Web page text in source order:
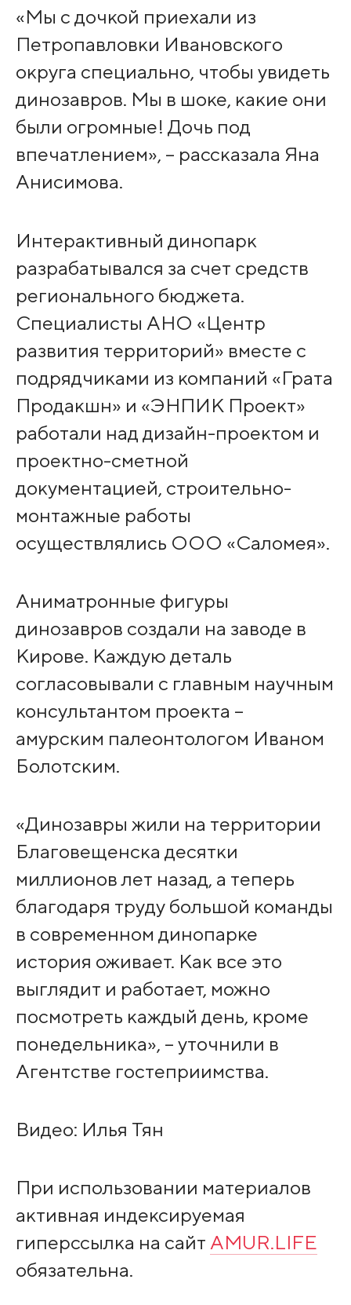
«Мы с дочкой приехали из
Петропавловки Ивановского
округа специально, чтобы увидеть
динозавров. Мы в шоке, какие они
были огромные! Дочь под
впечатлением», – рассказала Яна
Анисимова.
Интерактивный динопарк
разрабатывался за счет средств
регионального бюджета.
Специалисты АНО «Центр
развития территорий» вместе с
подрядчиками из компаний «Грата
Продакшн» и «ЭНПИК Проект»
работали над дизайн-проектом и
проектно-сметной
документацией, строительно-
монтажные работы
осуществлялись ООО «Саломея».
Аниматронные фигуры
динозавров создали на заводе в
Кирове. Каждую деталь
согласовывали с главным научным
консультантом проекта –
амурским палеонтологом Иваном
Болотским.
«Динозавры жили на территории
Благовещенска десятки
миллионов лет назад, а теперь
благодаря труду большой команды
в современном динопарке
история оживает. Как все это
выглядит и работает, можно
посмотреть каждый день, кроме
понедельника», – уточнили в
Агентстве гостеприимства.
Видео: Илья Тян
При использовании материалов
активная индексируемая
гиперссылка на сайт AMUR.LIFE
обязательна.